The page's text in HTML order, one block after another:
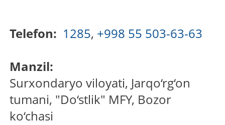
Telefon: 1285, +998 55 503-63-63
Manzil:
Surxondaryo viloyati, Jarqo‘rg‘on
tumani, "Do‘stlik" MFY, Bozor
ko‘chasi